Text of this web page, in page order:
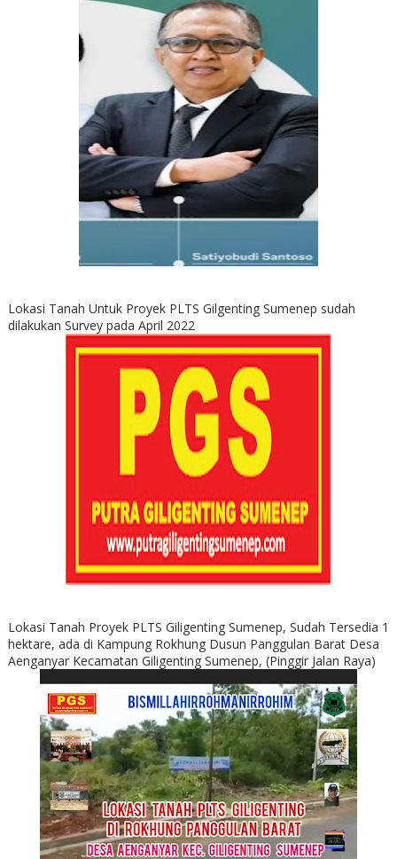
Lokasi Tanah Untuk Proyek PLTS Gilgenting Sumenep sudah
dilakukan Survey pada April 2022
Lokasi Tanah Proyek PLTS Giligenting Sumenep, Sudah Tersedia 1
hektare, ada di Kampung Rokhung Dusun Panggulan Barat Desa
Aenganyar Kecamatan Giligenting Sumenep, (Pinggir Jalan Raya)